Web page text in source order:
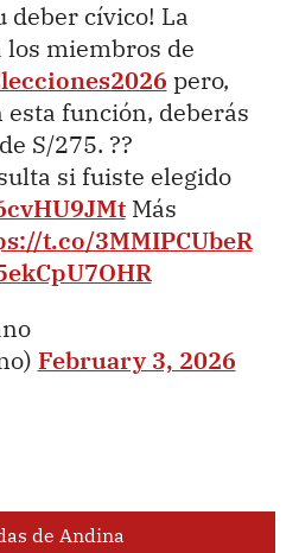
deber cívico! La
los miembros de
pero,
función, deberás
S/275. ??
si fuiste elegido
Más
t.co/3MMIPCUbeR
February 3, 2026
de Andina